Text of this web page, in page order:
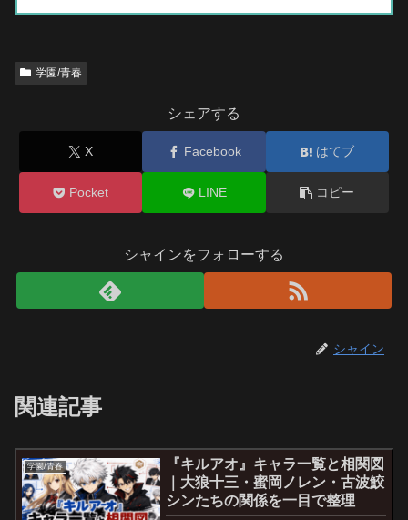
学園/青春
シェアする
X Facebook はてブ
Pocket LINE コピー
シャインをフォローする
シャイン
関連記事
学園/青春
『キルアオ』キャラ一覧と相関図
｜大狼十三・蜜岡ノレン・古波鮫
シンたちの関係を一目で整理